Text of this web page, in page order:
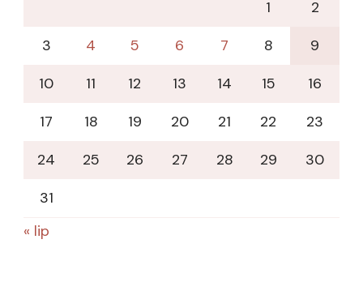
1
2
3
4 5 6 7 8
9
10
11 12 13 14 15
16
17
18 19 20 21 22
23
24
25 26 27 28 29
30
31
« lip